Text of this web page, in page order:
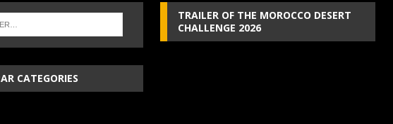
CATEGORIES
TRAILER OF THE MOROCCO DESERT
CHALLENGE 2026